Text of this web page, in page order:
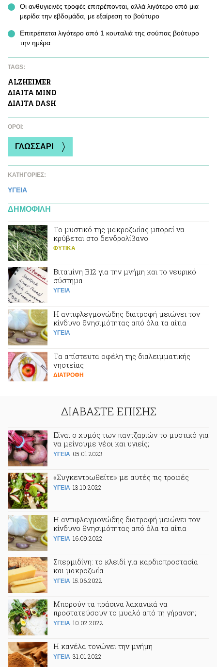
Οι ανθυγιεινές τροφές επιτρέπονται, αλλά λιγότερο από μια
μερίδα την εβδομάδα, με εξαίρεση το βούτυρο
Επιτρέπεται λιγότερο από 1 κουταλιά της σούπας βούτυρο
την ημέρα
TAGS:
ALZHEIMER
ΔΙΑΙΤΑ MIND
ΔΙΑΙΤΑ DASH
ΌΡΟΙ:
ΓΛΩΣΣΑΡΙ
ΚΑΤΗΓΟΡΙΕΣ:
ΥΓΕΙΑ
ΔΗΜΟΦΙΛΗ
Το μυστικό της μακροζωίας μπορεί να
κρύβεται στο δενδρολίβανο
ΦΥΤΙΚA
Βιταμίνη Β12 για την μνήμη και το νευρικό
σύστημα
ΥΓΕΙΑ
Η αντιφλεγμονώδης διατροφή μειώνει τον
κίνδυνο θνησιμότητας από όλα τα αίτια
ΥΓΕΙΑ
Τα απίστευτα οφέλη της διαλειμματικής
νηστείας
ΔΙΑΤΡΟΦΗ
ΔΙΑΒΑΣΤΕ ΕΠΙΣΗΣ
Είναι ο χυμός των παντζαριών το μυστικό για
να μείνουμε νέοι και υγιείς;
ΥΓΕΙΑ 05.01.2023
«Συγκεντρωθείτε» με αυτές τις τροφές
ΥΓΕΙΑ 13.10.2022
Η αντιφλεγμονώδης διατροφή μειώνει τον
κίνδυνο θνησιμότητας από όλα τα αίτια
ΥΓΕΙΑ 16.09.2022
Σπερμιδίνη: το κλειδί για καρδιοπροστασία
και μακροζωία
ΥΓΕΙΑ 15.06.2022
Μπορούν τα πράσινα λαχανικά να
προστατεύσουν το μυαλό από τη γήρανση;
ΥΓΕΙΑ 10.02.2022
Η κανέλα τονώνει την μνήμη
ΥΓΕΙΑ 31.01.2022